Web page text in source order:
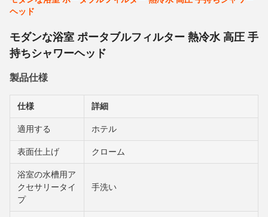
ヘッド
モダンな浴室 ポータブルフィルター 熱冷水 高圧 手
持ちシャワーヘッド
製品仕様
仕様 詳細
適用する ホテル
表面仕上げ クローム
浴室の水槽用ア
クセサリータイ
プ
手洗い